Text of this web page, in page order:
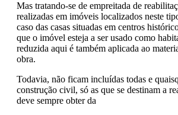
Mas tratando-se de empreitada de
realizadas em imóveis localizados neste
caso das casas situadas em centros
que o imóvel esteja a ser usado como
reduzida aqui é também aplicada ao
obra.
Todavia, não ficam incluídas todas e
construção civil, só as que se destinam a
deve sempre obter da